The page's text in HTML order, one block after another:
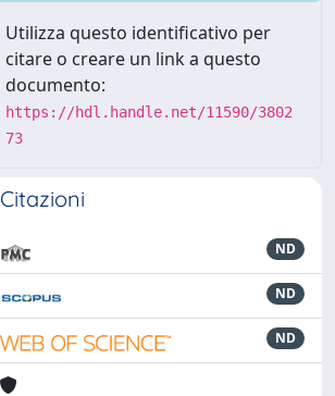
Utilizza questo identificativo per
citare o creare un link a questo
documento:
https://hdl.handle.net/11590/3802
73
Citazioni
ND
ND
ND